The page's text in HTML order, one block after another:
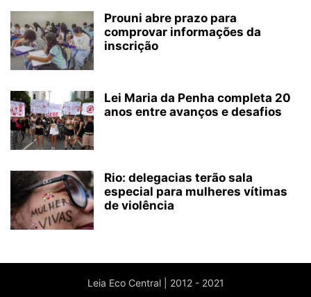
Prouni abre prazo para
comprovar informações da
inscrição
Lei Maria da Penha completa 20
anos entre avanços e desafios
Rio: delegacias terão sala
especial para mulheres vítimas
de violência
Leia Eco Central | 2012 - 2021